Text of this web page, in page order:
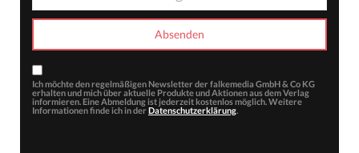
Ich möchte den regelmäßigen Newsletter der falkemedia GmbH & Co KG
erhalten und mich über aktuelle Produkte und Aktionen aus dem Verlag
informieren. Eine Abmeldung ist jederzeit kostenlos möglich. Weitere
Informationen finde ich in der Datenschutzerklärung.